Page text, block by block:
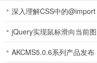
建筑协作推动小镇发展，进
民满意度，按审美设计独特
4. 重视经济管理与社区发展
深入理解CSS中的@import
jQuery实现鼠标滑向当前
AKCMS5.0.6系列产品发布